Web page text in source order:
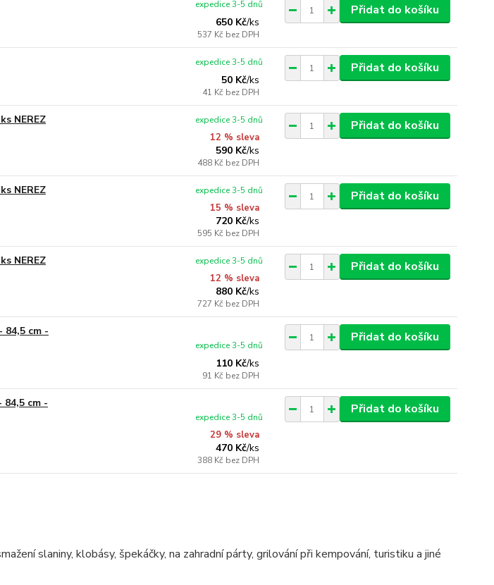
650 Kč/ks
537 Kč bez DPH
expedice 3-5 dnů Přidat do košíku
50 Kč/ks
41 Kč bez DPH
expedice 3-5 dnů Přidat do košíku
NEREZ
12 % sleva
590 Kč/ks
488 Kč bez DPH
expedice 3-5 dnů Přidat do košíku
NEREZ
15 % sleva
720 Kč/ks
595 Kč bez DPH
expedice 3-5 dnů Přidat do košíku
NEREZ
12 % sleva
880 Kč/ks
727 Kč bez DPH
expedice 3-5 dnů Přidat do košíku
84,5 cm -
110 Kč/ks
91 Kč bez DPH
expedice 3-5 dnů
Přidat do košíku
cm -
29 % sleva
470 Kč/ks
388 Kč bez DPH
expedice 3-5 dnů
Přidat do košíku
slaniny, klobásy, špekáčky, na zahradní párty, grilování při kempování, turistiku a jiné